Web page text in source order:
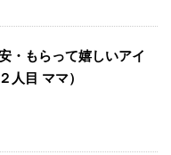
・もらって嬉しいアイ
人目 ママ）